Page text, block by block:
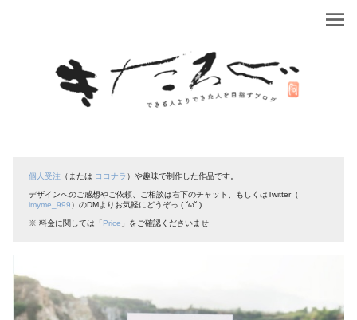
個人受注 （または ココナラ ）や趣味で制作した作品です。
デザインへのご感想やご依頼、ご相談は右下のチャット、もしくはTwitter（
imyme_999）のDMよりお気軽にどうぞっ ( ˘ω˘ )
※ 料金に関しては「Price 」をご確認くださいませ